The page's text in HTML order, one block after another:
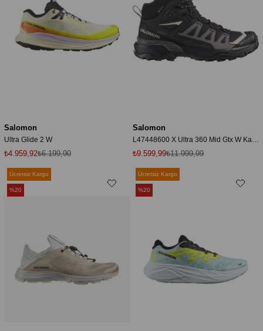
Salomon
Ultra Glide 2 W
₺4.959,92₺6.199,90
Salomon
₺9.599,99₺11.999,99
Ücretsiz Kargo
%20
Ücretsiz Kargo
%20